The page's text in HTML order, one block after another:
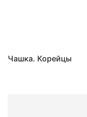
Чашка. Корейцы